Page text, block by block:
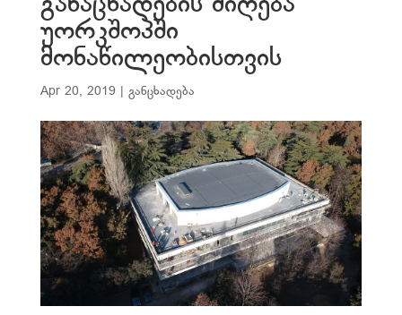
უორკშოპში
მონაწილეობისთვის
Apr 20, 2019 განცხადება